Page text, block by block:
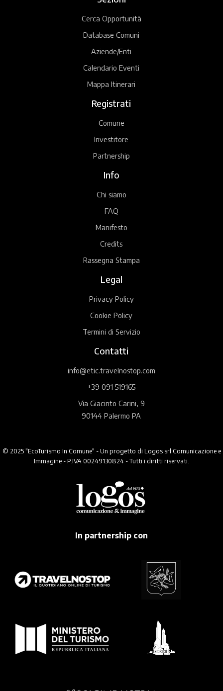
Cerca Opportunità
Database Comuni
Aziende/Enti
Calendario Eventi
Mappa Itinerari
Registrati
Comune
Investitore
Partnership
Info
Chi siamo
FAQ
Manifesto
Credits
Rassegna Stampa
Legal
Privacy Policy
Cookie Policy
Termini di Servizio
Contatti
info@etic.travelnostop.com
+39 091 519165
Via Giacinto Carini, 9
90144 Palermo PA
© 2025 "EcoTurismo In Comune" - Un progetto di Logos srl Comunicazione e
Immagine - P.IVA 00249130824 - Tutti i diritti riservati.
In partnership con